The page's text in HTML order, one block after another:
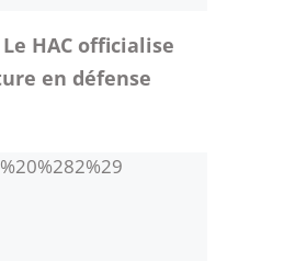
HAC officialise
en défense